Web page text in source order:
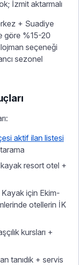
İzmit aktarmalı
+ Suadiye
göre %15-20
seçeneği
sezonel
aktif ilan listesi
resort otel +
Kayak için Ekim-
otellerin İK
kursları +
tanıdık + servis